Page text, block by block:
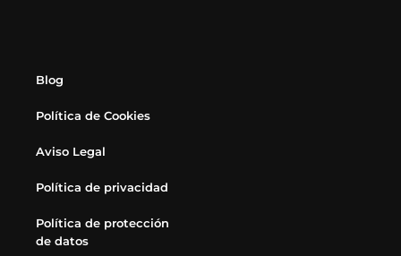
Blog
Política de Cookies
Aviso Legal
Política de privacidad
Política de protección
de datos